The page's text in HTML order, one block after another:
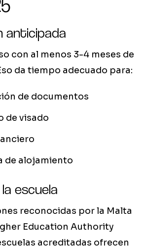
anticipada
con al menos 3-4 meses de
da tiempo adecuado para:
de documentos
de visado
de alojamiento
escuela
reconocidas por la Malta
Education Authority
acreditadas ofrecen